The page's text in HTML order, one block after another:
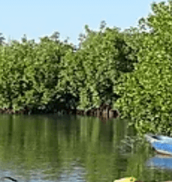
Exporter les lignes sélectionnées
Exporter toutes les colonnes
Exporter uniquement les
Menu
Ajoutez un logo, un bouton, des
Cliquez pour éditer